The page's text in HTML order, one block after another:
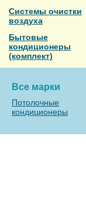
Системы очистки
воздуха
Бытовые
кондиционеры
(комплект)
Все марки
Потолочные
кондиционеры